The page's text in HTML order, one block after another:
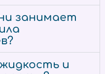
занимает
и